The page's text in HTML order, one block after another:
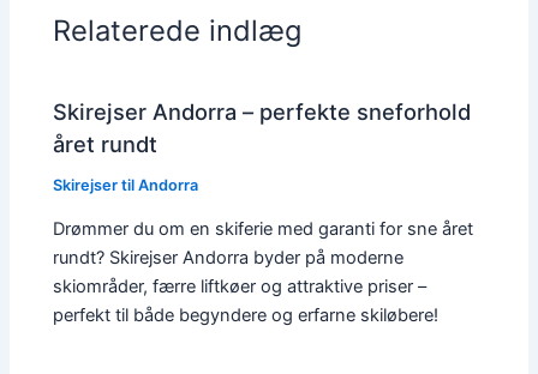
Relaterede indlæg
Skirejser Andorra – perfekte sneforhold
året rundt
Skirejser til Andorra
Drømmer du om en skiferie med garanti for sne året
rundt? Skirejser Andorra byder på moderne
skiområder, færre liftkøer og attraktive priser –
perfekt til både begyndere og erfarne skiløbere!